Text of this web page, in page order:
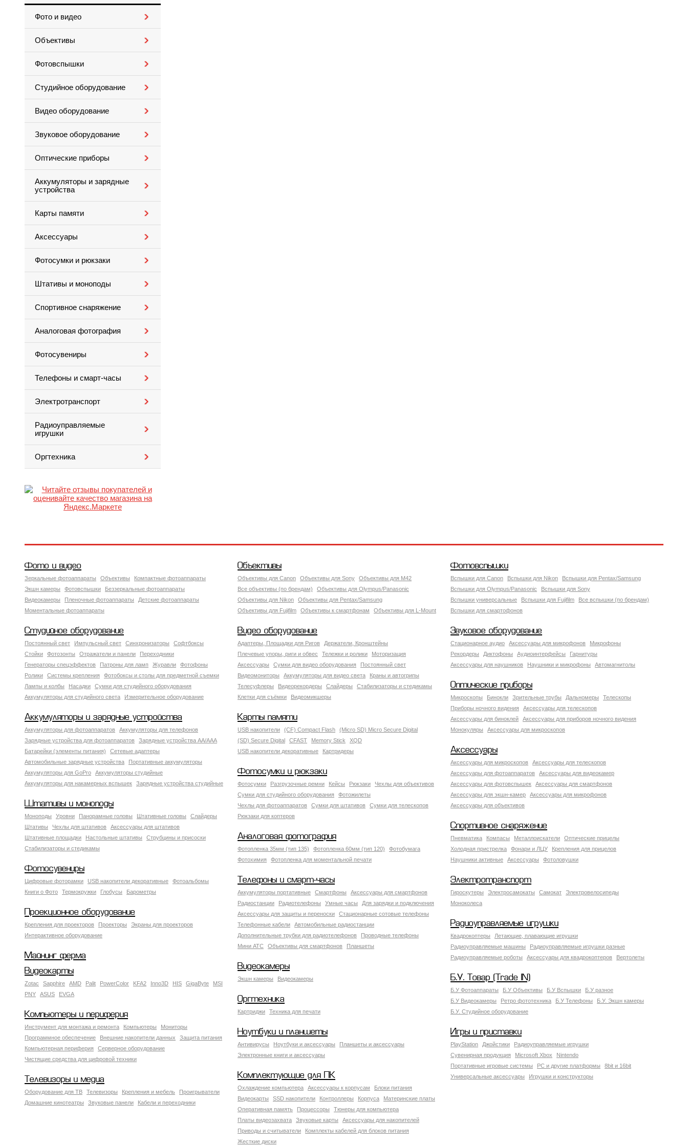
Фото и видео
Объективы
Фотовспышки
Студийное оборудование
Видео оборудование
Звуковое оборудование
Оптические приборы
Аккумуляторы и зарядные
устройства
Карты памяти
Аксессуары
Фотосумки и рюкзаки
Штативы и моноподы
Спортивное снаряжение
Аналоговая фотография
Фотосувениры
Телефоны и смарт-часы
Электротранспорт
Радиоуправляемые
игрушки
Оргтехника
Фото и видео
Зеркальные фотоаппараты Объективы
Компактные фотоаппараты
Экшн камеры
Фотовспышки
Беззеркальные фотоаппараты
Видеокамеры
Пленочные фотоаппараты
Детские фотоаппараты
Моментальные фотоаппараты
Объективы
Объективы для Canon Объективы для Sony
Объективы для M42
Все объективы (по брендам)
Объективы для Olympus/Panasonic
Объективы для Nikon
Объективы для Pentax/Samsung
Объективы для Fujifilm
Объективы к смартфонам Объективы для L-Mount
Фотовспышки
Вспышки для Canon Вспышки для Nikon
Вспышки для Pentax/Samsung
Вспышки для Olympus/Panasonic
Вспышки для Sony
Вспышки универсальные
Вспышки для Fujifilm
Все вспышки (по брендам)
Вспышки для смартофонов
Студийное оборудование
Постоянный свет Импульсный свет Синхронизаторы
Софтбоксы
Стойки
Фотозонты Отражатели и панели
Переходники
Генераторы спецэффектов
Патроны для ламп Журавли
Фотофоны
Ролики
Системы крепления
Фотобоксы и столы для предметной съемки
Лампы и колбы
Насадки
Сумки для студийного оборудования
Аккумуляторы для студийного света
Измерительное оборудование
Видео оборудование
Адаптеры, Площадки для Ригов
Держатели, Кронштейны
Плечевые упоры, риги и обвес
Тележки и ролики
Моторизация
Аксессуары
Сумки для видео оборудования
Постоянный свет
Видеомониторы
Аккумуляторы для видео света
Краны и автогрипы
Телесуфлеры
Видеорекордеры Слайдеры
Стабилизаторы и стедикамы
Клетки для съёмки
Видеомикшеры
Звуковое оборудование
Стационарное аудио Аксессуары для микрофонов
Микрофоны
Рекордеры
Диктофоны Аудиоинтерфейсы
Гарнитуры
Аксессуары для наушников
Наушники и микрофоны Автомагнитолы
Оптические приборы
Микроскопы Бинокли Зрительные трубы Дальномеры
Телескопы
Приборы ночного видения
Аксессуары для телескопов
Аксессуары для биноклей
Аксессуары для приборов ночного видения
Монокуляры
Аксессуары для микроскопов
Аккумуляторы и зарядные устройства
Аккумуляторы для фотоаппаратов
Аккумуляторы для телефонов
Зарядные устройства для фотоаппаратов
Зарядные устройства AA/AAA
Батарейки (элементы питания)
Сетевые адаптеры
Автомобильные зарядные устройства
Портативные аккумуляторы
Аккумуляторы для GoPro
Аккумуляторы студийные
Аккумуляторы для накамерных вспышек
Зарядные устройства студийные
Карты памяти
USB накопители (CF) Compact Flash
(Micro SD) Micro Secure Digital
(SD) Secure Digital
CFAST Memory Stick
XQD
USB накопители декоративные
Картридеры Аксессуары
Аксессуары для микроскопов
Аксессуары для телескопов
Аксессуары для фотоаппаратов
Аксессуары для видеокамер
Аксессуары для фотовспышек
Аксессуары для смартфонов
Аксессуары для экшн-камер
Аксессуары для микрофонов
Аксессуары для объективов
Фотосумки и рюкзаки
Фотосумки Разгрузочные ремни Кейсы Рюкзаки
Чехлы для объективов
Сумки для студийного оборудования
Фотожилеты
Чехлы для фотоаппаратов
Сумки для штативов
Сумки для телескопов
Рюкзаки для коптеров
Штативы и моноподы
Моноподы Уровни Панорамные головы Штативные головы
Слайдеры
Штативы
Чехлы для штативов
Аксессуары для штативов
Штативные площадки
Настольные штативы
Струбцины и присоски
Стабилизаторы и стедикамы
Спортивное снаряжение
Пневматика Компасы Металлоискатели
Оптические прицелы
Холодная пристрелка
Фонари и ЛЦУ
Крепления для прицелов
Наушники активные
Аксессуары Фотоловушки
Аналоговая фотография
Фотопленка 35мм (тип 135) Фотопленка 60мм (тип 120)
Фотобумага
Фотохимия
Фотопленка для моментальной печати
Фотосувениры
Цифровые фоторамки USB накопители декоративные
Фотоальбомы
Книги о Фото
Термокружки Глобусы Барометры
Телефоны и смарт-часы
Аккумуляторы портативные Смартфоны
Аксессуары для смартфонов
Радиостанции
Радиотелефоны Умные часы
Для зарядки и подключения
Аксессуары для защиты и переноски
Стационарные сотовые телефоны
Телефонные кабели
Автомобильные радиостанции
Дополнительные трубки для радиотелефонов
Проводные телефоны
Мини АТС
Объективы для смартфонов Планшеты
Электротранспорт
Гироскутеры Электросамокаты Самокат
Электровелосипеды
Моноколеса
Проекционное оборудование
Крепления для проекторов Проекторы
Экраны для проекторов
Интерактивное оборудование
Радиоуправляемые игрушки
Квадрокоптеры
Летающие, плавающие игрушки
Радиоуправляемые машины
Радиоуправляемые игрушки разные
Радиоуправляемые роботы
Аксессуары для квадрокоптеров Вертолеты
Майнинг ферма
Видеокамеры
Экшн камеры Видеокамеры
Видеокарты
Zotac Sapphire AMD Palit PowerColor KFA2 Inno3D HIS GigaByte
MSI
PNY
ASUS EVGA
Б.У. Товар (Trade IN)
Б.У Фотоаппараты Б.У Объективы Б.У Вспышки
Б.У разное
Б.У Видеокамеры
Ретро фототехника Б.У Телефоны
Б.У. Экшн камеры
Б.У. Студийное оборудование
Оргтехника
Картриджи Техника для печати
Компьютеры и периферия
Инструмент для монтажа и ремонта Компьютеры
Мониторы
Программное обеспечение
Внешние накопители данных
Защита питания
Компьютерная периферия
Серверное оборудование
Чистящие средства для цифровой техники
Ноутбуки и планшеты
Антивирусы Ноутбуки и аксессуары
Планшеты и аксессуары
Электронные книги и аксессуары
Игры и приставки
PlayStation Джойстики
Радиоуправляемые игрушки
Сувенирная продукция
Microsoft Xbox
Nintendo
Портативные игровые системы
PC и другие платформы
8bit и 16bit
Универсальные аксессуары
Игрушки и конструкторы
Комплектующие для ПК
Охлаждение компьютера Аксессуары к корпусам
Блоки питания
Видеокарты
SSD накопители Контроллеры Корпуса
Материнские платы
Оперативная память
Процессоры
Тюнеры для компьютера
Платы видеозахвата
Звуковые карты
Аксессуары для накопителей
Приводы и считыватели
Комплекты кабелей для блоков питания
Жесткие диски
Телевизоры и медиа
Оборудование для ТВ Телевизоры Крепления и мебель
Проигрыватели
Домашние кинотеатры
Звуковые панели Кабели и переходники